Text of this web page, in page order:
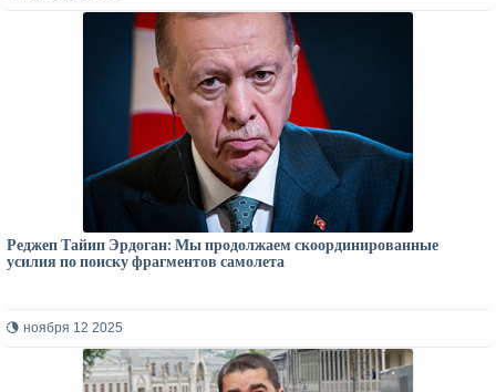
Реджеп Тайип Эрдоган: Мы продолжаем скоординированные
усилия по поиску фрагментов самолета
ноября 12 2025